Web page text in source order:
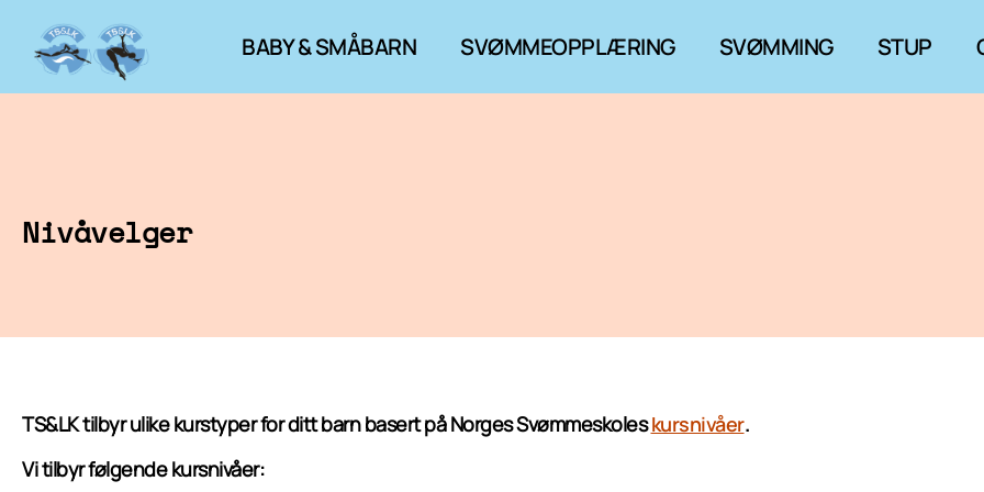
BABY & SMÅBARN SVØMMEOPPLÆRING SVØMMING STUP
Nivåvelger
TS&LK tilbyr ulike kurstyper for ditt barn basert på Norges Svømmeskoleskursnivåer.
Vi tilbyr følgende kursnivåer: